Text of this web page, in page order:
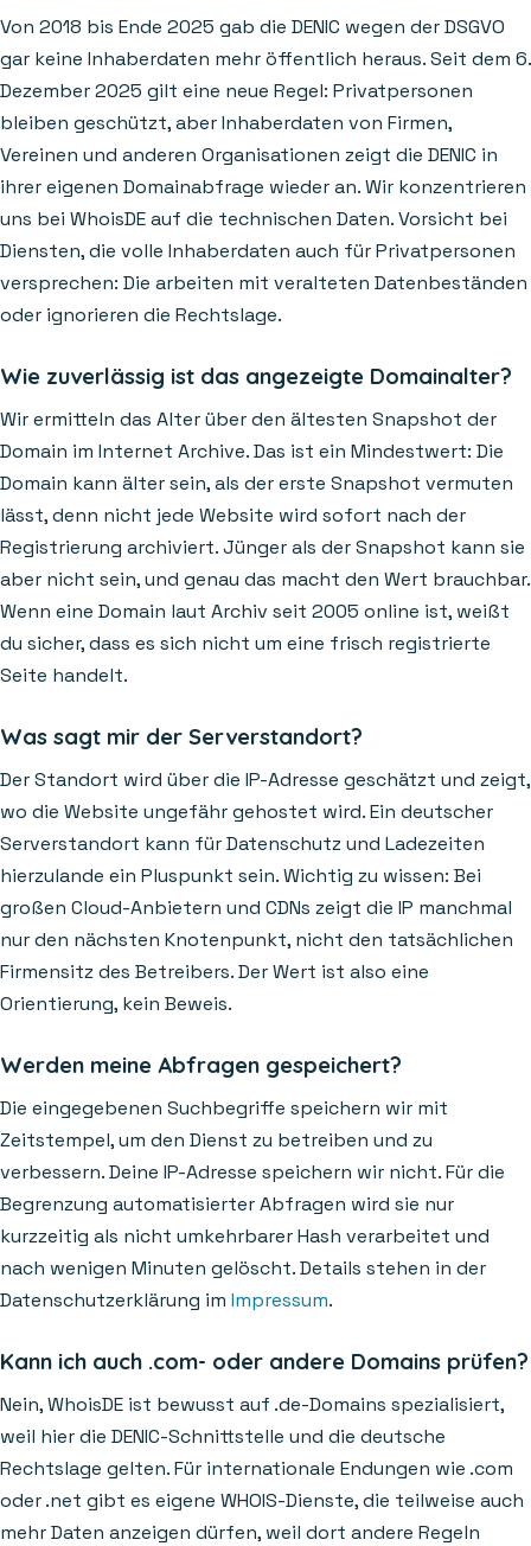
Von 2018 bis Ende 2025 gab die DENIC wegen der DSGVO
gar keine Inhaberdaten mehr öffentlich heraus. Seit dem 6.
Dezember 2025 gilt eine neue Regel: Privatpersonen
bleiben geschützt, aber Inhaberdaten von Firmen,
Vereinen und anderen Organisationen zeigt die DENIC in
ihrer eigenen Domainabfrage wieder an. Wir konzentrieren
uns bei WhoisDE auf die technischen Daten. Vorsicht bei
Diensten, die volle Inhaberdaten auch für Privatpersonen
versprechen: Die arbeiten mit veralteten Datenbeständen
oder ignorieren die Rechtslage.
Wie zuverlässig ist das angezeigte Domainalter?
Wir ermitteln das Alter über den ältesten Snapshot der
Domain im Internet Archive. Das ist ein Mindestwert: Die
Domain kann älter sein, als der erste Snapshot vermuten
lässt, denn nicht jede Website wird sofort nach der
Registrierung archiviert. Jünger als der Snapshot kann sie
aber nicht sein, und genau das macht den Wert brauchbar.
Wenn eine Domain laut Archiv seit 2005 online ist, weißt
du sicher, dass es sich nicht um eine frisch registrierte
Seite handelt.
Was sagt mir der Serverstandort?
Der Standort wird über die IP-Adresse geschätzt und zeigt,
wo die Website ungefähr gehostet wird. Ein deutscher
Serverstandort kann für Datenschutz und Ladezeiten
hierzulande ein Pluspunkt sein. Wichtig zu wissen: Bei
großen Cloud-Anbietern und CDNs zeigt die IP manchmal
nur den nächsten Knotenpunkt, nicht den tatsächlichen
Firmensitz des Betreibers. Der Wert ist also eine
Orientierung, kein Beweis.
Werden meine Abfragen gespeichert?
Die eingegebenen Suchbegriffe speichern wir mit
Zeitstempel, um den Dienst zu betreiben und zu
verbessern. Deine IP-Adresse speichern wir nicht. Für die
Begrenzung automatisierter Abfragen wird sie nur
kurzzeitig als nicht umkehrbarer Hash verarbeitet und
nach wenigen Minuten gelöscht. Details stehen in der
Datenschutzerklärung im Impressum.
Kann ich auch .com- oder andere Domains prüfen?
Nein, WhoisDE ist bewusst auf .de-Domains spezialisiert,
weil hier die DENIC-Schnittstelle und die deutsche
Rechtslage gelten. Für internationale Endungen wie .com
oder .net gibt es eigene WHOIS-Dienste, die teilweise auch
mehr Daten anzeigen dürfen, weil dort andere Regeln